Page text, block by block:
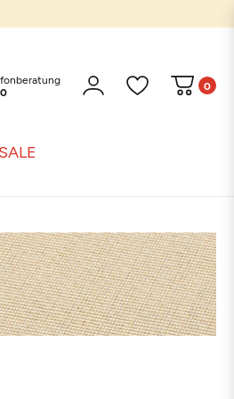
SALE
0